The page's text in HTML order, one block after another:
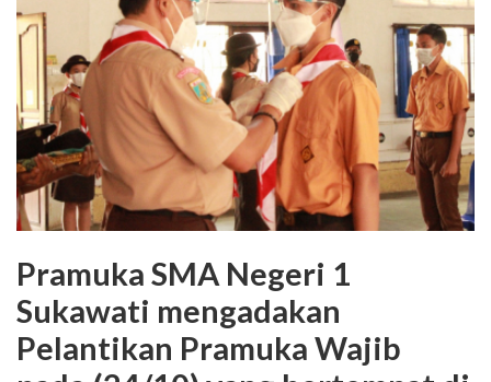
Pramuka SMA Negeri 1
Sukawati mengadakan
Pelantikan Pramuka Wajib